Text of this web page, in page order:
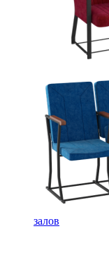
залов